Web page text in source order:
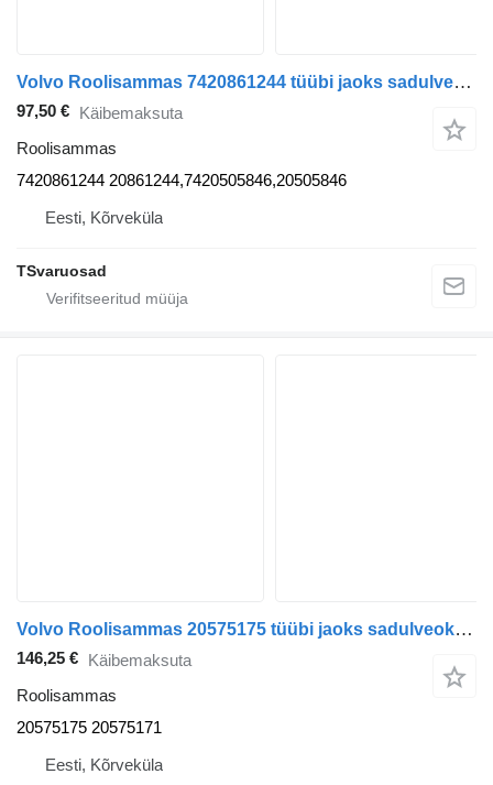
Volvo Roolisammas 7420861244 tüübi jaoks sadulveoki Volvo FL-240
97,50 € Käibemaksuta
Roolisammas
7420861244 20861244,7420505846,20505846
Eesti, Kõrveküla
TSvaruosad
Volvo Roolisammas 20575175 tüübi jaoks sadulveoki Volvo FM9
146,25 € Käibemaksuta
Roolisammas
20575175 20575171
Eesti, Kõrveküla